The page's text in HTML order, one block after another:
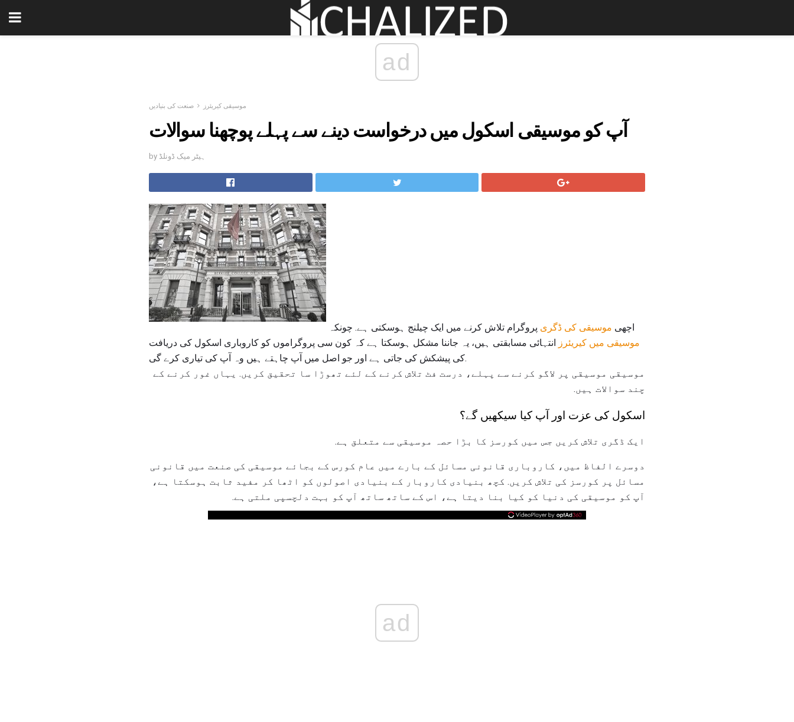
ad
موسیقی کیریئرز صنعت کی بنیادیں
آپ کو موسیقی اسکول میں درخواست دینے سے پہلے پوچھنا سوالات
by ہیٹر میک ڈونلڈ
اچھی موسیقی کی ڈگری پروگرام تلاش کرنے میں ایک چیلنج ہوسکتی ہے. چونکہ
موسیقی میں کیریئرز انتہائی مسابقتی ہیں، یہ جاننا مشکل ہوسکتا ہے کہ کون سی پروگراموں کو کاروباری اسکول کی دریافت
کی پیشکش کی جاتی ہے اور جو اصل میں آپ چاہتے ہیں وہ آپ کی تیاری کرے گی.
موسیقی موسیقی پر لاگو کرنے سے پہلے، درست فٹ تلاش کرنے کے لئے تھوڑا سا تحقیق کریں. یہاں غور کرنے کے
چند سوالات ہیں.
اسکول کی عزت اور آپ کیا سیکھیں گے؟
ایک ڈگری تلاش کریں جس میں کورسز کا بڑا حصہ موسیقی سے متعلق ہے.
دوسرے الفاظ میں، کاروباری قانونی مسائل کے بارے میں عام کورس کے بجائے موسیقی کی صنعت میں قانونی
مسائل پر کورسز کی تلاش کریں. کچھ بنیادی کاروبار کے بنیادی اصولوں کو اٹھا کر مفید ثابت ہوسکتا ہے،
آپ کو موسیقی کی دنیا کو کیا بنا دیتا ہے، اس کے ساتھ ساتھ آپ کو بہت دلچسپی ملتی ہے.
ad